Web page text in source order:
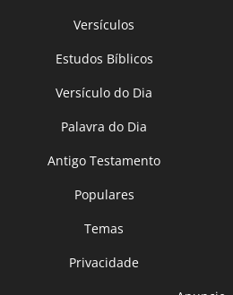
Versículos
Estudos Bíblicos
Versículo do Dia
Palavra do Dia
Antigo Testamento
Populares
Temas
Privacidade